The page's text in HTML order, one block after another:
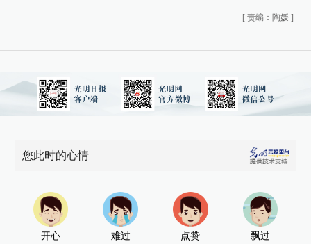
[ 责编：陶媛 ]
您此时的心情
开心 难过 点赞 飘过